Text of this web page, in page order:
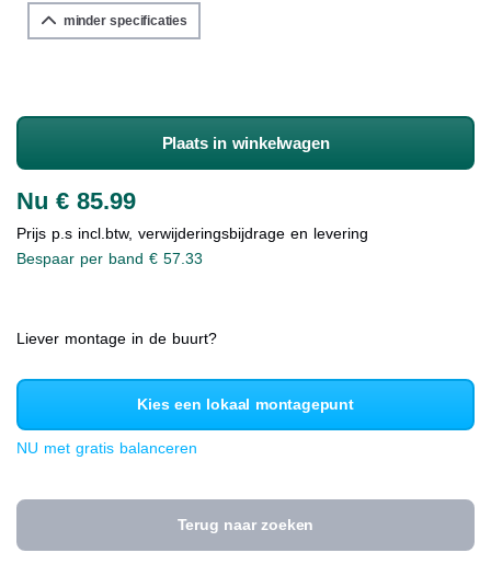
minder specificaties
Plaats in winkelwagen
Nu € 85.99
Prijs p.s incl.btw, verwijderingsbijdrage en levering
Bespaar per band € 57.33
Liever montage in de buurt?
Kies een lokaal montagepunt
NU met gratis balanceren
Terug naar zoeken